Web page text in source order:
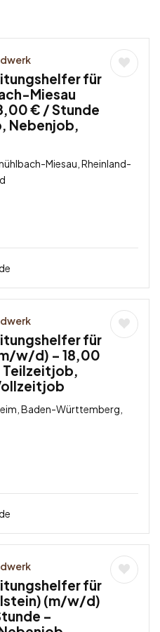
für
Miesau
€ / Stunde
Nebenjob,
Miesau, Rheinland-
für
w/d) – 18,00
Teilzeitjob,
Baden-Württemberg,
für
(m/w/d)
–